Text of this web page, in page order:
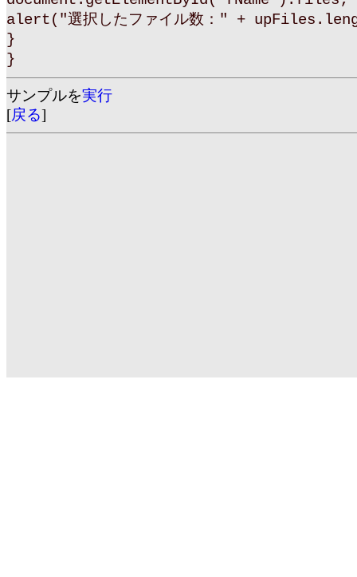
alert("選択したファイル数：" +
}
}
サンプルを実行
[戻る]